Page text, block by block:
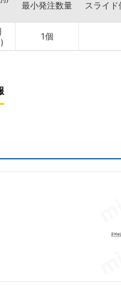
最小発注数量 スライド
)
1個